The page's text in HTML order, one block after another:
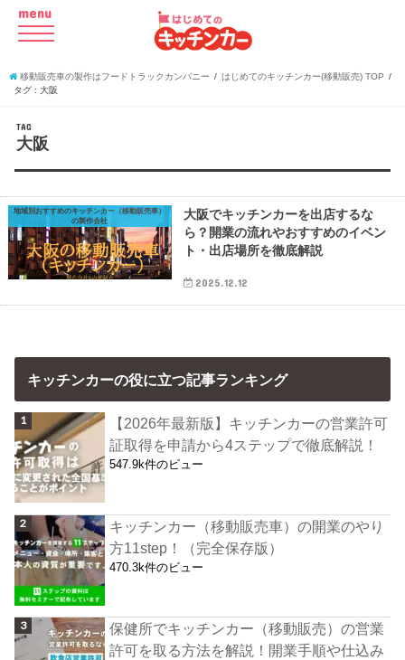
menu
移動販売車の製作はフードトラックカンパニー
はじめてのキッチンカー(移動販売) TOP
タグ : 大阪
TAG
大阪
地域別おすすめのキッチンカー（移動販売車）
の製作会社
大阪でキッチンカーを出店するな
ら？開業の流れやおすすめのイベン
ト・出店場所を徹底解説
2025.12.12
キッチンカーの役に立つ記事ランキング
【2026年最新版】キッチンカーの営業許可
証取得を申請から4ステップで徹底解説！
547.9k件のビュー
キッチンカー（移動販売車）の開業のやり
方11step！（完全保存版）
470.3k件のビュー
保健所でキッチンカー（移動販売）の営業
許可を取る方法を解説！開業手順や仕込み